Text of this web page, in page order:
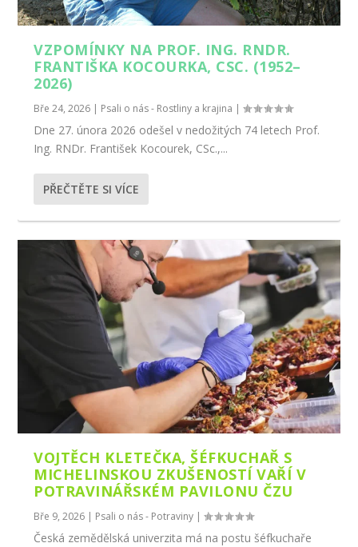
VZPOMÍNKY NA PROF. ING. RNDR.
FRANTIŠKA KOCOURKA, CSC. (1952–
2026)
Bře 24, 2026 | Psali o nás - Rostliny a krajina |
Dne 27. února 2026 odešel v nedožitých 74 letech Prof.
Ing. RNDr. František Kocourek, CSc.,...
PŘEČTĚTE SI VÍCE
VOJTĚCH KLETEČKA, ŠÉFKUCHAŘ S
MICHELINSKOU ZKUŠENOSTÍ VAŘÍ V
POTRAVINÁŘSKÉM PAVILONU ČZU
Bře 9, 2026 | Psali o nás - Potraviny |
Česká zemědělská univerzita má na postu šéfkuchaře